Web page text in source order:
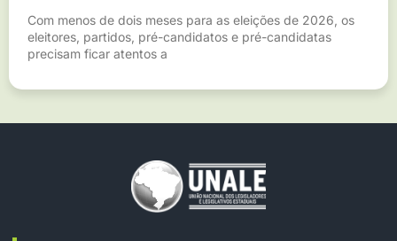
Com menos de dois meses para as eleições de 2026, os
eleitores, partidos, pré-candidatos e pré-candidatas
precisam ficar atentos a